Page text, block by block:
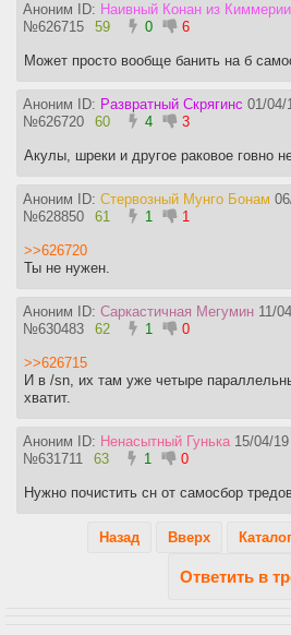
Аноним ID: Наивный Конан из Киммерии
№626715 59 0 6
Может просто вообще банить на б
Аноним ID: Развратный Скрягинс 01/04/
№626720 60 4 3
Акулы, шреки и другое раковое говно
Аноним ID: Стервозный Мунго Бонам
№628850 61 1 1
>>626720
Ты не нужен.
Аноним ID: Саркастичная Мегумин 11/
№630483 62 1 0
>>626715
И в /sn, их там уже четыре
хватит.
Аноним ID: Ненасытный Гунька 15/04/
№631711 63 1 0
Нужно почистить сн от самосбор
Назад Вверх Каталог
Ответить в